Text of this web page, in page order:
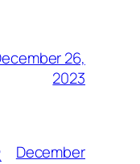
26,
2023
December